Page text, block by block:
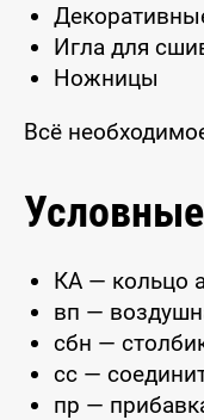
Игла для
Ножницы
Всё
КА — кольцо
вп —
сбн —
сс —
пр —